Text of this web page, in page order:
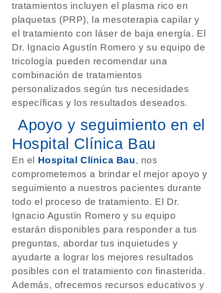
tratamientos incluyen el plasma rico en
plaquetas (PRP), la mesoterapia capilar y
el tratamiento con láser de baja energía. El
Dr. Ignacio Agustín Romero y su equipo de
tricología pueden recomendar una
combinación de tratamientos
personalizados según tus necesidades
específicas y los resultados deseados.
Apoyo y seguimiento en el
Hospital Clínica Bau
En el Hospital Clínica Bau, nos
comprometemos a brindar el mejor apoyo y
seguimiento a nuestros pacientes durante
todo el proceso de tratamiento. El Dr.
Ignacio Agustín Romero y su equipo
estarán disponibles para responder a tus
preguntas, abordar tus inquietudes y
ayudarte a lograr los mejores resultados
posibles con el tratamiento con finasterida.
Además, ofrecemos recursos educativos y